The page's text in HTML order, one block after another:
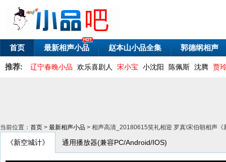
首页 最新相声小品 赵本山小品全集 郭德纲相声
推荐: 辽宁春晚小品 欢乐喜剧人 宋小宝 小沈阳 陈佩斯 沈腾 贾
当前位置： 首页 > 最新相声小品 > 相声高清_20180615笑礼相迎 罗真\宋伯朝相声《
《新空城计》 通用播放器(兼容PC/Android/IOS)